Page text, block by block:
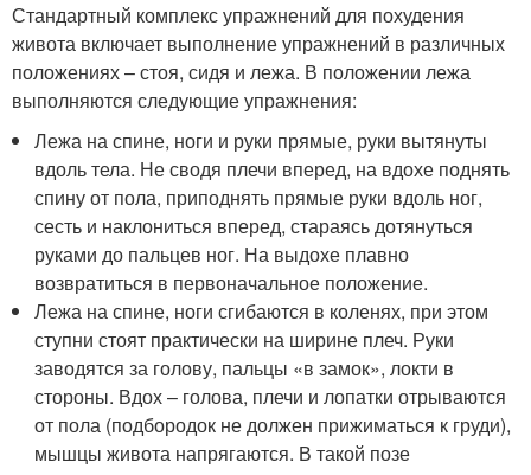
Стандартный комплекс упражнений для похудения
живота включает выполнение упражнений в различных
положениях – стоя, сидя и лежа. В положении лежа
выполняются следующие упражнения:
Лежа на спине, ноги и руки прямые, руки вытянуты
вдоль тела. Не сводя плечи вперед, на вдохе поднять
спину от пола, приподнять прямые руки вдоль ног,
сесть и наклониться вперед, стараясь дотянуться
руками до пальцев ног. На выдохе плавно
возвратиться в первоначальное положение.
Лежа на спине, ноги сгибаются в коленях, при этом
ступни стоят практически на ширине плеч. Руки
заводятся за голову, пальцы «в замок», локти в
стороны. Вдох – голова, плечи и лопатки отрываются
от пола (подбородок не должен прижиматься к груди),
мышцы живота напрягаются. В такой позе